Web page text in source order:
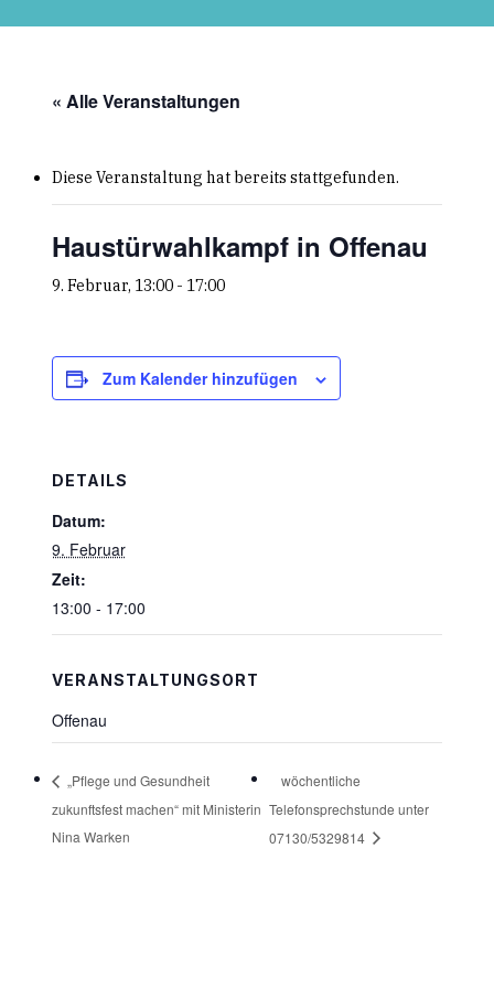
« Alle Veranstaltungen
Diese Veranstaltung hat bereits stattgefunden.
Haustürwahlkampf in Offenau
9. Februar, 13:00- 17:00
Zum Kalender hinzufügen
DETAILS
Datum:
9. Februar
Zeit:
13:00 - 17:00
VERANSTALTUNGSORT
Offenau
„Pflege und Gesundheit
zukunftsfest machen“ mit Ministerin
Nina Warken
wöchentliche
Telefonsprechstunde unter
07130/5329814